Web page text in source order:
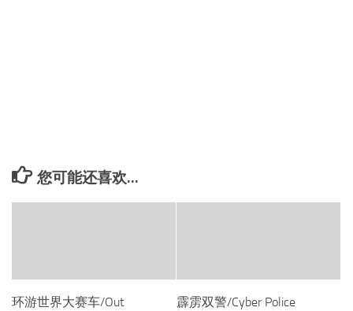
您可能还喜欢...
环游世界大赛车/Out
霹雳双警/Cyber Police